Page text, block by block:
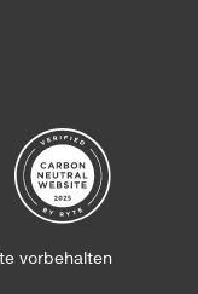
vorbehalten